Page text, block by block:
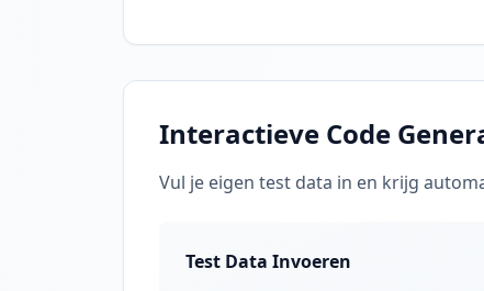
Interactieve Code
Vul je eigen test data in en krijg
Test Data Invoeren